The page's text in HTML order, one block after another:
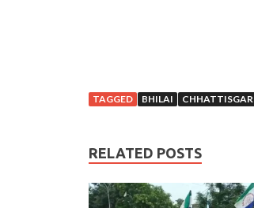
TAGGED BHILAI
RELATED POSTS